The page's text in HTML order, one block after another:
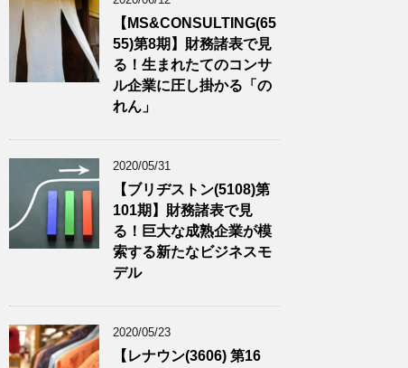
【MS&CONSULTING(65
55)第8期】財務諸表で見
る！生まれたてのコンサ
ル企業に圧し掛かる「の
れん」
2020/05/31
【ブリヂストン(5108)第
101期】財務諸表で見
る！巨大な成熟企業が模
索する新たなビジネスモ
デル
2020/05/23
【レナウン(3606) 第16